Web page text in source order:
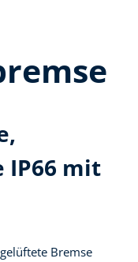
IP66 mit
Bremse